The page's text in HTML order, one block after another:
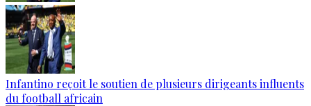
Infantino reçoit le soutien de plusieurs dirigeants influents
du football africain